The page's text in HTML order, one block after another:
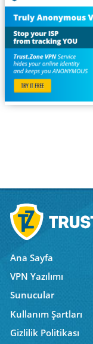
Ana Sayfa
VPN Yazılımı
Sunucular
Kullanım Şartları
Gizlilik Politikası